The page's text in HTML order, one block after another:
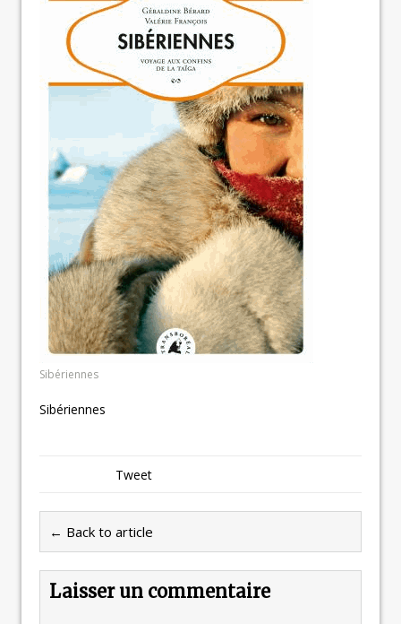
Sibériennes
Sibériennes
Tweet
← Back to article
Laisser un commentaire